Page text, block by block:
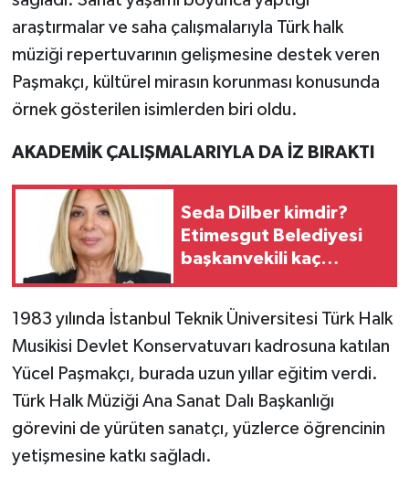
araştırmalar ve saha çalışmalarıyla Türk halk
müziği repertuvarının gelişmesine destek veren
Paşmakçı, kültürel mirasın korunması konusunda
örnek gösterilen isimlerden biri oldu.
AKADEMİK ÇALIŞMALARIYLA DA İZ BIRAKTI
Seda Dilber kimdir?
Etimesgut Belediyesi
başkanvekili kaç
1983 yılında İstanbul Teknik Üniversitesi Türk Halk
Musikisi Devlet Konservatuvarı kadrosuna katılan
Yücel Paşmakçı, burada uzun yıllar eğitim verdi.
Türk Halk Müziği Ana Sanat Dalı Başkanlığı
görevini de yürüten sanatçı, yüzlerce öğrencinin
yetişmesine katkı sağladı.